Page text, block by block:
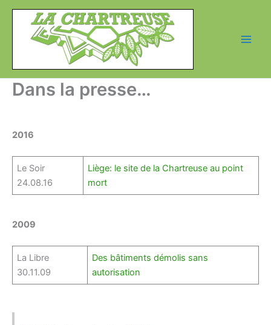
Aller
contenu
Dans la presse…
2016
Le Soir
24.08.16
Liège: le site de la Chartreuse au point
mort
2009
La Libre
30.11.09
Des bâtiments démolis sans
autorisation